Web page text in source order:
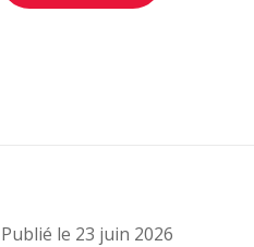
Publié le 23 juin 2026